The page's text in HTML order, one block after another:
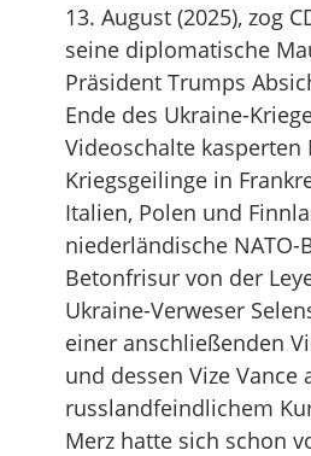
13. August (2025), zog
seine diplomatische
Präsident Trumps
Ende des Ukraine-
Videoschalte kasperten
Kriegsgeilinge in
Italien, Polen und
niederländische NATO-
Betonfrisur von der
Ukraine-Verweser
einer anschließenden
und dessen Vize Vance
russlandfeindlichem
Merz hatte sich schon